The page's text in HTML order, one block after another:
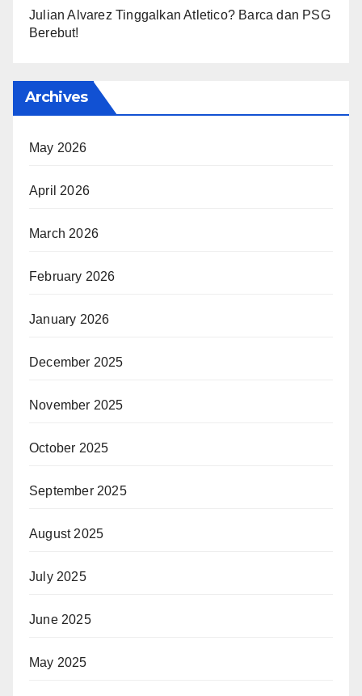
Julian Alvarez Tinggalkan Atletico? Barca dan PSG
Berebut!
Archives
May 2026
April 2026
March 2026
February 2026
January 2026
December 2025
November 2025
October 2025
September 2025
August 2025
July 2025
June 2025
May 2025